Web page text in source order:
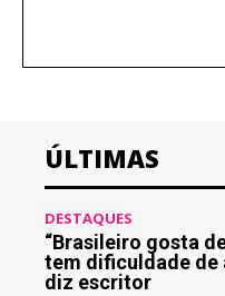
ÚLTIMAS
DESTAQUES
“Brasileiro gosta
tem dificuldade de
diz escritor